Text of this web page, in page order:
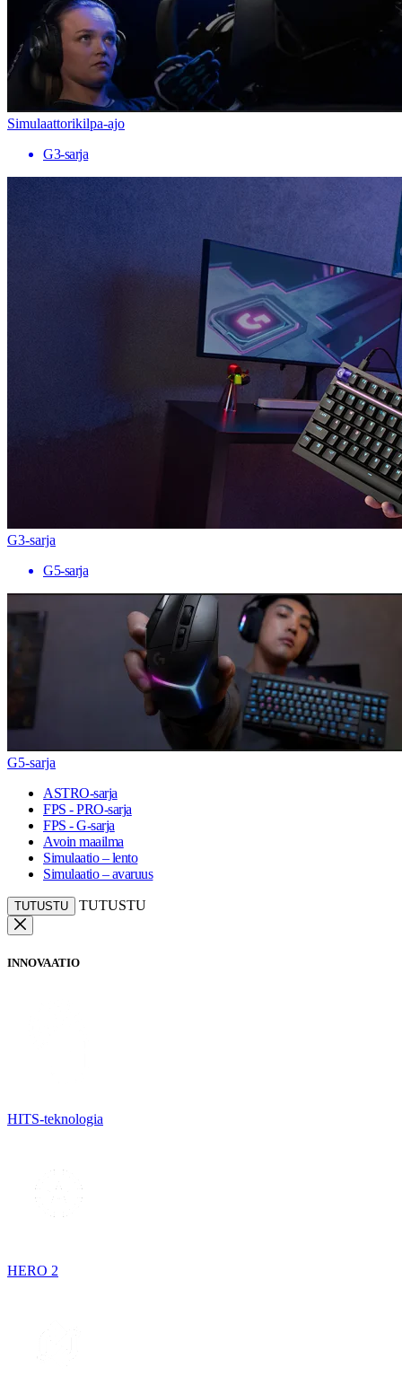
Simulaattorikilpa-ajo
G3-sarja
G3-sarja
G5-sarja
G5-sarja
ASTRO-sarja
FPS - PRO-sarja
FPS - G-sarja
Avoin maailma
Simulaatio – lento
Simulaatio – avaruus
TUTUSTU TUTUSTU
INNOVAATIO
HITS-teknologia
HERO 2